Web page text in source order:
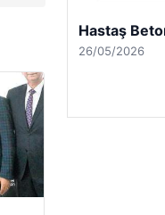
Enes
28/04/2026